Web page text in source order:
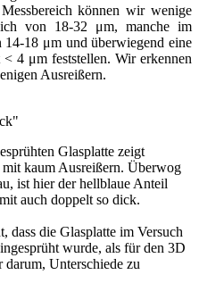
können wir wenige
von 18-32 μm, manche im
18 μm und überwiegend eine
4 μm feststellen. Wir erkennen
Ausreißern.
Glasplatte zeigt
kaum Ausreißern. Überwog
ist hier der hellblaue Anteil
auch doppelt so dick.
dass die Glasplatte im Versuch
wurde, als für den 3D
Unterschiede zu